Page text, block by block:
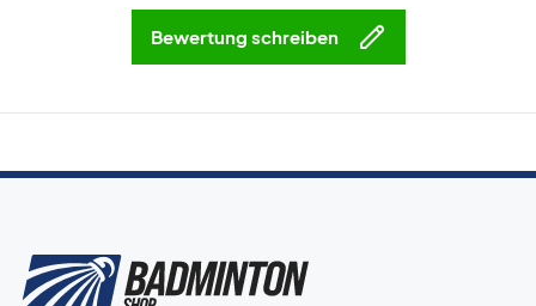
Bewertung schreiben